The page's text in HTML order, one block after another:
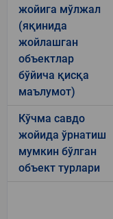
жойига мўлжал
(яқинида
жойлашган
объектлар
бўйича қисқа
маълумот)
Кўчма савдо
жойида ўрнатиш
мумкин бўлган
объект турлари